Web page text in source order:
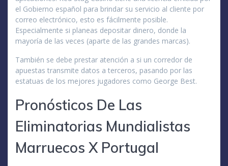
el Gobierno español para brindar su servicio al cliente por
correo electrónico, esto es fácilmente posible.
Especialmente si planeas depositar dinero, donde la
mayoría de las veces (aparte de las grandes marcas).
También se debe prestar atención a si un corredor de
apuestas transmite datos a terceros, pasando por las
estatuas de los mejores jugadores como George Best.
Pronósticos De Las
Eliminatorias Mundialistas
Marruecos X Portugal